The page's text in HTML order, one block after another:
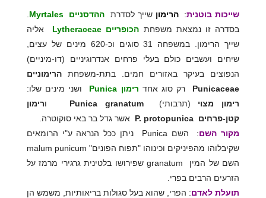
שייכות בוטנית: הרימוןשייך לסדרת ההדסנייםMyrtales
בסדרה זו נמצאת משפחת הכופריים
אליה
שייך הרימון. במשפחה 31 סוגים וכ-620 מינים של עצים,
שיחים ועשבים כולם בעלי פרחים אנדרוגיניים (דו-מיניים)
הנפוצים בעיקר באזורים חמים. בתת-משפחתהרימוניים
Punicaceae רק סוג אחד רימון Punica ושני מינים שלו:
רימון מצוי (תרבותי) Punica granatum ורימון
קטן-פרחים P. protopunica אשר גדל בר באי סוקוטרה.
מקור השם
: השם Punica ניתן ככל הנראה ע"י הרומאים
שקיבלוהו מהפיניקים וכינוהו "תפוח הפונים" malum punicum
השם של המין granatum שפירושו בלטינית גרגירי מרמז על
הזרעים הרבים בפרי.
תועלת לאדם: הפרי, שהוא בעל סגולות בריאותיות, משמש הן